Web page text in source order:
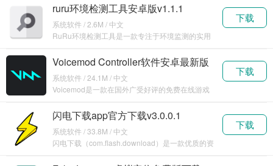
ruru环境检测工具安卓版v1.1.1
系统软件 / 2.6M / 中文
RuRu环境检测工具是一款专注于环境监测的实用
下载
Voicemod Controller软件安卓最新版
下载v1.0.17
系统软件 / 24.1M / 中文
Voicemod是一款在国外广受好评的免费在线游戏
下载
闪电下载app官方下载v3.0.0.1
系统软件 / 33.8M / 中文
闪电下载（com.flash.download）是一款优质的资
下载